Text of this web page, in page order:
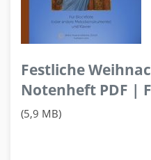
Festliche
Notenheft PDF |
(5,9 MB)